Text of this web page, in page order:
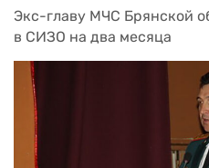
Экс-главу МЧС Брянской
в СИЗО на два месяца